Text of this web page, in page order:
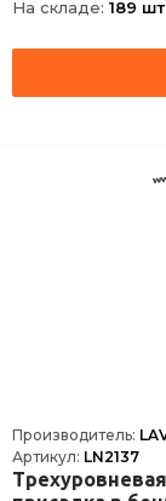
На складе: 189
Производитель:
Артикул: LN2137